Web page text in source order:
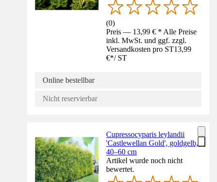
(0)
Preis — 13,99 € * Alle Preise
inkl. MwSt. und ggf. zzgl.
Versandkosten pro ST13,99
€*/ ST
Online bestellbar
Nicht reservierbar
Cupressocyparis leylandii
'Castlewellan Gold', goldgelb,
40–60 cm
Artikel wurde noch nicht
bewertet.